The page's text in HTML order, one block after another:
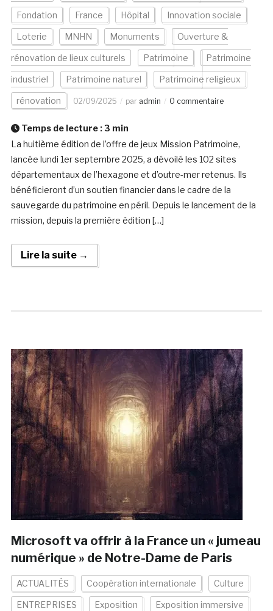
Fondation France Hôpital Innovation sociale
Loterie MNHN Monuments Ouverture &
rénovation de lieux culturels Patrimoine Patrimoine
industriel Patrimoine naturel Patrimoine religieux
rénovation 02/09/2025 par admin 0 commentaire
Temps de lecture : 3 min
La huitième édition de l’offre de jeux Mission Patrimoine,
lancée lundi 1er septembre 2025, a dévoilé les 102 sites
départementaux de l’hexagone et d’outre-mer retenus. Ils
bénéficieront d’un soutien financier dans le cadre de la
sauvegarde du patrimoine en péril. Depuis le lancement de la
mission, depuis la première édition […]
Lire la suite →
Microsoft va offrir à la France un « jumeau
numérique » de Notre-Dame de Paris
ACTUALITÉS Coopération internationale Culture
ENTREPRISES Exposition Exposition immersive